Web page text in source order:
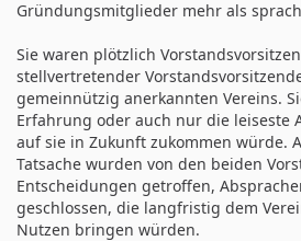
Gründungsmitglieder mehr als
Sie waren plötzlich
stellvertretender
gemeinnützig anerkannten Vereins.
Erfahrung oder auch nur die leiseste
auf sie in Zukunft zukommen würde.
Tatsache wurden von den beiden
Entscheidungen getroffen,
geschlossen, die langfristig dem
Nutzen bringen würden.